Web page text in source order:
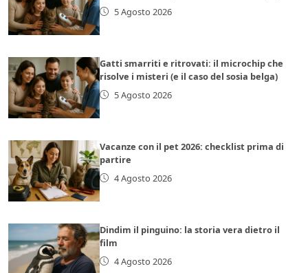
5 Agosto 2026
Gatti smarriti e ritrovati: il microchip che
risolve i misteri (e il caso del sosia belga)
5 Agosto 2026
Vacanze con il pet 2026: checklist prima di
partire
4 Agosto 2026
Dindim il pinguino: la storia vera dietro il
film
4 Agosto 2026